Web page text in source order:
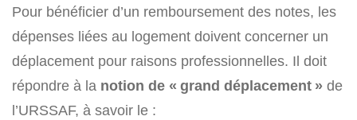
Pour bénéficier d’un remboursement des notes, les
dépenses liées au logement doivent concerner un
déplacement pour raisons professionnelles. Il doit
répondre à la notion de « grand déplacement » de
l’URSSAF, à savoir le :